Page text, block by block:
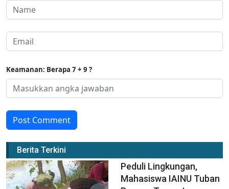
Keamanan: Berapa 7 + 9 ?
Post Comment
Berita Terkini
Peduli Lingkungan,
Mahasiswa IAINU Tuban